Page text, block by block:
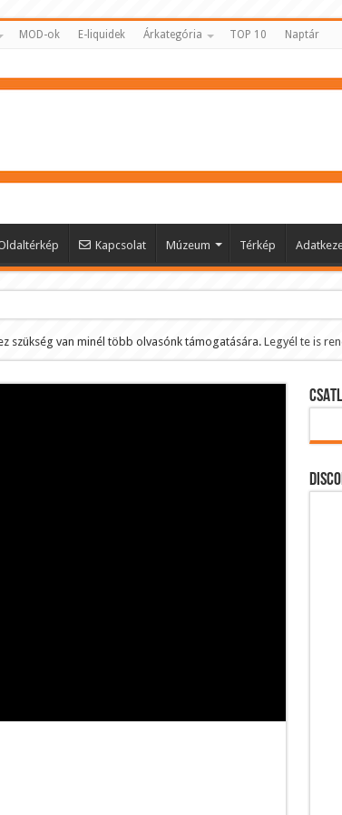
MOD-ok E-liquidek Árkategória TOP 10 Naptár
Kapcsolat Múzeum Térkép
szükség van minél több olvasónk támogatására.Legyél te is